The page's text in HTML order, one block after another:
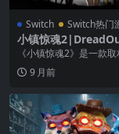
Switch Switch热门
小镇惊魂
《小镇惊魂2》是一款
间传奇、都市传说的第
冒险游戏。扮演 L...
9 月前